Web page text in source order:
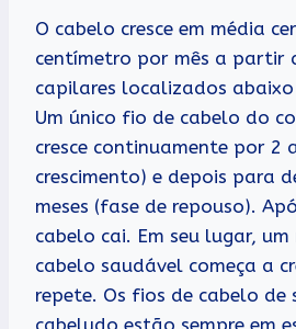
O cabelo cresce em média
centímetro por mês a partir
capilares localizados
Um único fio de cabelo do
cresce continuamente por 2
crescimento) e depois para
meses (fase de repouso).
cabelo cai. Em seu lugar,
cabelo saudável começa a
repete. Os fios de cabelo de
cabeludo estão sempre em